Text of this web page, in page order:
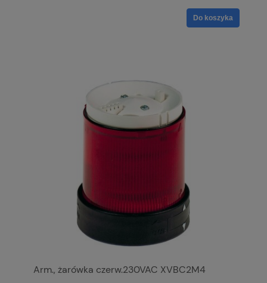
Do koszyka
Arm., żarówka czerw.230VAC XVBC2M4